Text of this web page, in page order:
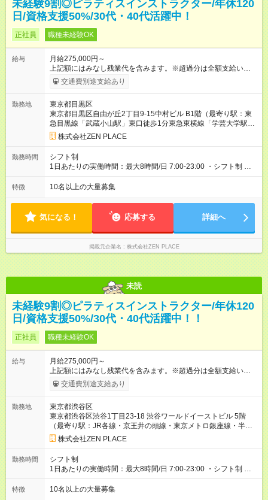
未経験9割◎ピラティスインストラクター/年休120
日/資格支援50%/30代・40代活躍中！
正社員 職種未経験OK
給与
月給275,000円～
上記額にはみなし残業代を含みます。※超過分は全額支給いたし
ます。 みなし残業代 48,900円／月 みなし残業時間 30時間／月
上記額にはみなし残業代を含みます。（超過分は全額支給しま
900円含む)※試用期間３ヶ月あり（給与/労働時要件は同条件）
<年収例> ■理学療法士（PT）出身入社年数：5年目 年代：30代
前半 年収：約5，756，000円（＝基本給×12か月＋賞与） 備
考：PT資格を活かし、コース開発・プロダクト開発へ貢献 ■OL
出身 入社年数：5年目 年収：約5，560，000円（＝基本給×12か
月＋賞与） 備考：翻訳業務など、グローバル事業への貢献手当
を含む ■研修担当＋リーダー職 入社年数：15年目 年収：約11，
コース開発の担当として貢献手当を含む 【試用期間】試用期間
あり 試用期間の長さ：3ヶ月 雇用形態、給与は本採用時と同じ
です。
交通費別途支給あり
勤務地
東京都目黒区
東京都目黒区自由が丘2丁目9-15中村ビル B1階（最寄り駅：東
急目黒線「武蔵小山駅」東口徒歩1分東急東横線「学芸大学駅」
西口徒歩3分東急東横線「都立大学駅」北口徒歩3分東急東横
線・東急大井町線「自由が丘駅」正面口 徒歩4分東急目黒線「奥
沢駅」目黒方面改札口徒歩2分東急東横線「祐天寺駅」東口徒歩
2分＊全国にスタジオがあります！転勤あり全国勤務型の募集で
す）
株式会社ZEN PLACE
勤務時間
シフト制
1日あたりの実働時間：最大8時間/日 7:00-23:00 ・シフト制 ※週
の勤務時間は40時間 ※実働8時間（休憩1時間）
特徴 10名以上の大量募集
気になる！ 応募する 詳細へ
掲載元企業名 株式会社ZEN PLACE
未読
未経験9割◎ピラティスインストラクター/年休120
日/資格支援50%/30代・40代活躍中！！
正社員 職種未経験OK
給与
月給275,000円～
上記額にはみなし残業代を含みます。※超過分は全額支給いたし
ます。 みなし残業代 48,900円／月 みなし残業時間 30時間／月
上記額にはみなし残業代を含みます。（超過分は全額支給しま
900円含む)※試用期間３ヶ月あり（給与/労働時要件は同条件）
<年収例> ■理学療法士（PT）出身入社年数：5年目 年代：30代
前半 年収：約5，756，000円（＝基本給×12か月＋賞与） 備
考：PT資格を活かし、コース開発・プロダクト開発へ貢献 ■OL
出身 入社年数：5年目 年収：約5，560，000円（＝基本給×12か
月＋賞与） 備考：翻訳業務など、グローバル事業への貢献手当
を含む ■研修担当＋リーダー職 入社年数：15年目 年収：約11，
コース開発の担当として貢献手当を含む 【試用期間】試用期間
あり 試用期間の長さ：3ヶ月 雇用形態、給与は本採用時と同じ
交通費別途支給あり
勤務地
東京都渋谷区
東京都渋谷区渋谷1丁目23-18 渋谷ワールドイーストビル 5階
（最寄り駅：JR各線・京王井の頭線・東京メトロ銀座線・半蔵
門線・副都心線・東急東横線「渋谷駅」B1出口JR山手線「目黒
駅」東口徒歩2分東急目黒線「不動前駅」徒歩5分東急東横線
「代官山駅」北口徒歩4分東急東横線・日比谷線「中目黒駅」徒
歩7分＊全国にスタジオがあります！転勤あり全国勤務型の募集
です）
株式会社ZEN PLACE
勤務時間
シフト制
1日あたりの実働時間：最大8時間/日 7:00-23:00 ・シフト制 ※週
の勤務時間は40時間 ※実働8時間（休憩1時間）
特徴 10名以上の大量募集